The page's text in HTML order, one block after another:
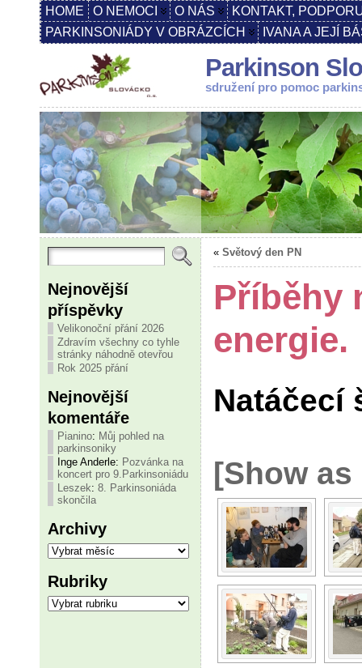
HOME O NEMOCI O NÁS
KONTAKT,
PARKINSONIÁDY V OBRÁZCÍCH
IVANA A JEJÍ
Parkinson
sdružení pro pomoc
Nejnovější
příspěvky
Velikonoční přání 2026
Zdravím všechny co tyhle
stránky náhodně otevřou
Rok 2025 přání
Nejnovější
komentáře
Pianino: Můj pohled na
parkinsoniky
Inge Anderle: Pozvánka na
koncert pro 9.Parkinsoniádu
Leszek: 8. Parkinsoniáda
skončila
Archivy
Archivy
Rubriky
Rubriky
« Světový den PN
Příběhy
energie.
Natáčecí
[Show